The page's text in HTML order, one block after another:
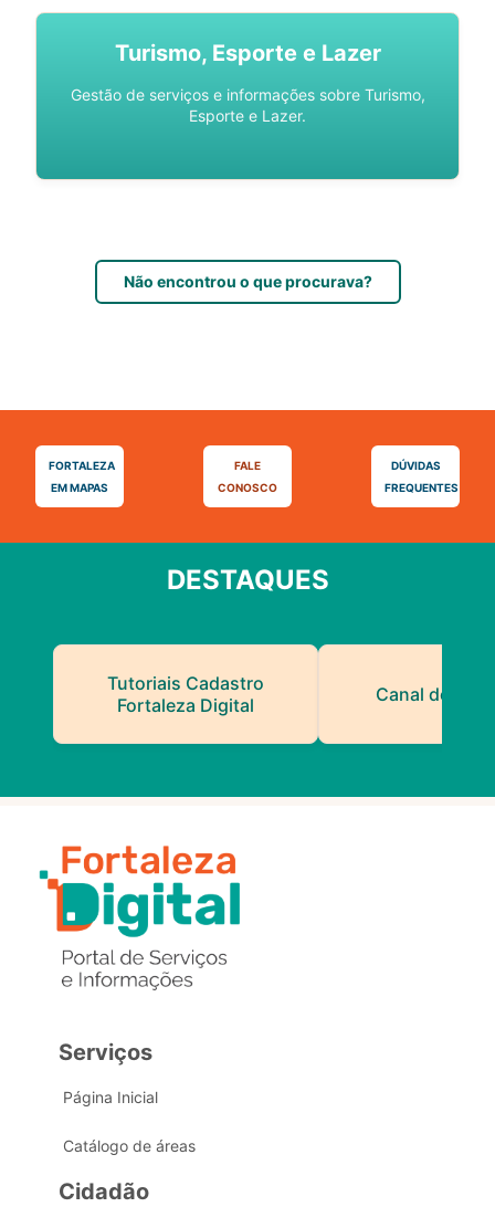
Turismo, Esporte e Lazer
Gestão de serviços e informações sobre Turismo,
Esporte e Lazer.
Não encontrou o que procurava?
FORTALEZA
EM MAPAS
FALE
CONOSCO
DÚVIDAS
FREQUENTES
DESTAQUES
Tutoriais Cadastro
Fortaleza Digital
Canal do
Serviços
Página Inicial
Catálogo de áreas
Cidadão